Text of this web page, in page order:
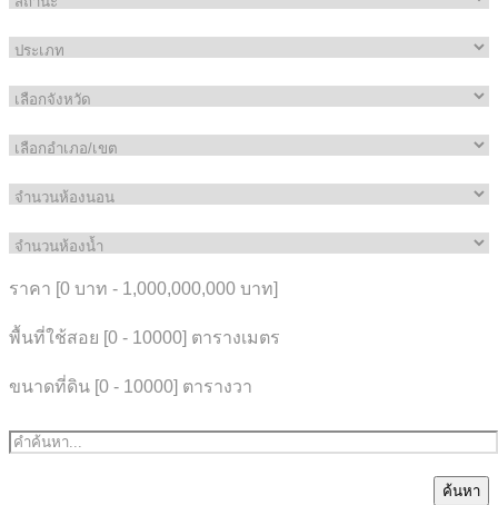
ราคา [0 บาท - 1,000,000,000 บาท]
พื้นที่ใช้สอย [0 - 10000] ตารางเมตร
ขนาดที่ดิน [0 - 10000] ตารางวา
ค้นหา